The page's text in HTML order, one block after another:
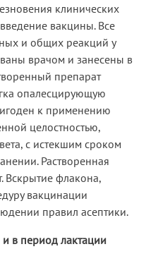
клинических
вакцины. Все
и общих реакций у
врачом и занесены в
препарат
опалесцирующую
к применению
целостностью,
с истекшим сроком
Растворенная
Вскрытие флакона,
вакцинации
правил асептики.
в период лактации